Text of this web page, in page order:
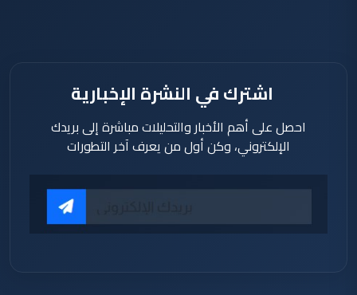
اشترك في النشرة الإخبارية
احصل على أهم الأخبار والتحليلات مباشرة إلى بريدك
الإلكتروني، وكن أول من يعرف آخر التطورات